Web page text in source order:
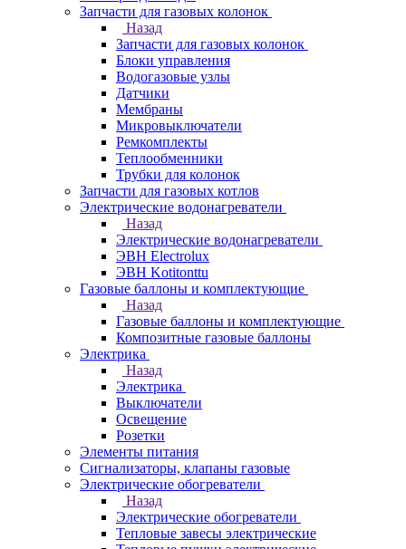
Запчасти для газовых колонок
Назад
Запчасти для газовых колонок
Блоки управления
Водогазовые узлы
Датчики
Мембраны
Микровыключатели
Ремкомплекты
Теплообменники
Трубки для колонок
Запчасти для газовых котлов
Электрические водонагреватели
Назад
Электрические водонагреватели
ЭВН Electrolux
ЭВН Kotitonttu
Газовые баллоны и комплектующие
Назад
Газовые баллоны и комплектующие
Композитные газовые баллоны
Электрика
Назад
Электрика
Выключатели
Освещение
Розетки
Элементы питания
Сигнализаторы, клапаны газовые
Электрические обогреватели
Назад
Электрические обогреватели
Тепловые завесы электрические